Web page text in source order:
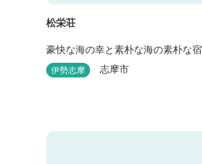
松栄荘
豪快な海の幸と素朴な海の素朴な宿
伊勢志摩 志摩市